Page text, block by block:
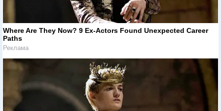
Where Are They Now? 9 Ex-Actors Found Unexpected Career
Paths
Реклама